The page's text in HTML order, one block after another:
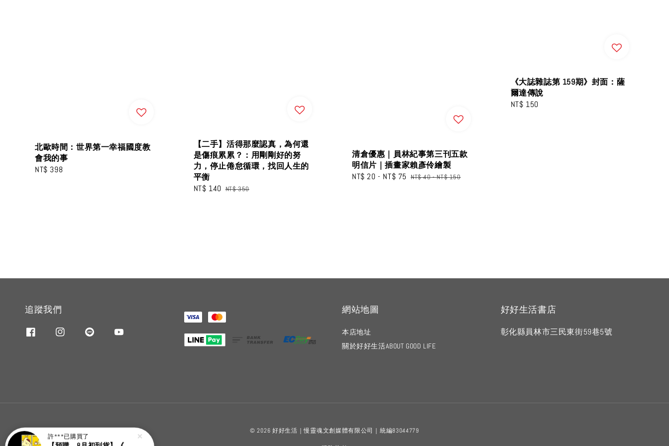
北歐時間：世界第一幸福國度教
會我的事
Regular
NT$ 398
【二手】活得那麼認真，為何還
是傷痕累累？：用剛剛好的努
力，停止倦怠循環，找回人生的
平衡
Sale
NT$ 140 Regular
NT$ 350
清倉優惠｜員林紀事第三刊五款
明信片｜插畫家賴彥伶繪製
Sale
NT$ 20 - NT$ 75 Regular
NT$ 40-NT$ 150
《大誌雜誌第 159期》封面：薩
爾達傳說
Regular
NT$ 150
追蹤我們 網站地圖
本店地址
關於好好生活ABOUT GOOD LIFE
好好生活書店
彰化縣員林市三民東街59巷5號
© 2026 好好生活｜慢靈魂文創媒體有限公司｜統編83044779
許***已購買了